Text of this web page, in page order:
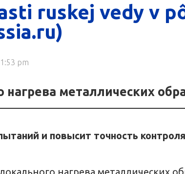
ruskej vedy v
pm
нагрева металлических
и повысит точность